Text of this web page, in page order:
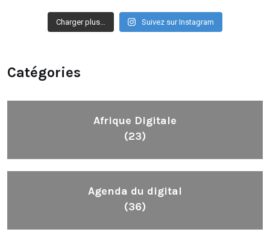
Charger plus… Suivez sur Instagram
Catégories
Afrique Digitale
(23)
Agenda du digital
(36)